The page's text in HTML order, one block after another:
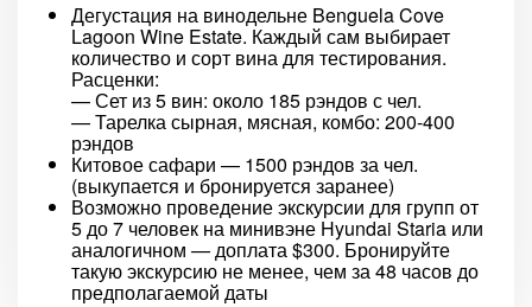
Дегустация на винодельне Benguela Cove
Lagoon Wine Estate. Каждый сам выбирает
количество и сорт вина для тестирования.
Расценки:
— Сет из 5 вин: около 185 рэндов с чел.
— Тарелка сырная, мясная, комбо: 200-400
рэндов
Китовое сафари — 1500 рэндов за чел.
(выкупается и бронируется заранее)
Возможно проведение экскурсии для групп от
5 до 7 человек на минивэне Hyundai Staria или
аналогичном — доплата $300. Бронируйте
такую экскурсию не менее, чем за 48 часов до
предполагаемой даты